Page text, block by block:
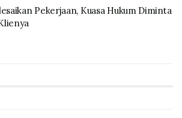
Pekerjaan, Kuasa Hukum Diminta